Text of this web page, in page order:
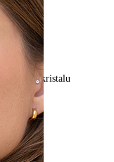
kristalu